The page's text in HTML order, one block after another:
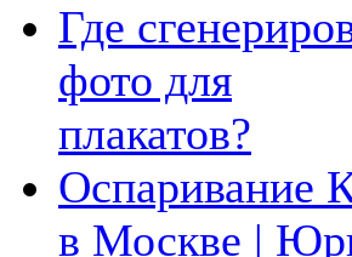
Где
фото для
плакатов?
Оспаривание
в Москве |